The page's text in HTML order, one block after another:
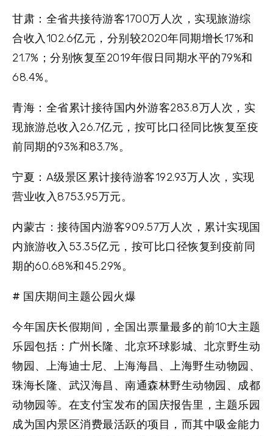
甘肃： 全省共接待游客1700万人次，实现旅游综
合收入102.6亿元，分别较2020年同期增长17%和
21.7%；分别恢复至2019年假日同期水平的79%和
68.4%。
青海： 全省累计接待国内外游客283.8万人次，实
现旅游总收入26.7亿元，按可比口径同比恢复至疫
前同期的93%和83.7%。
宁夏： A级景区累计接待游客192.93万人次，实现
营业收入8753.95万元。
内蒙古： 接待国内游客909.57万人次，累计实现国
内旅游收入53.35亿元，按可比口径恢复到疫前同
期的60.68%和45.29%。
# 国庆期间主题公园火爆
今年国庆长假期间，全国出票量最多的前10大主题
乐园包括：广州长隆、北京环球影城、北京野生动
物园、上海迪士尼、上海海昌、上海野生动物园、
珠海长隆、武汉海昌、南通森林野生动物园、成都
动物园等。在支付宝发布的国庆报告里，主题乐园
成为国内景区消费最活跃的项目，而其中吸金能力